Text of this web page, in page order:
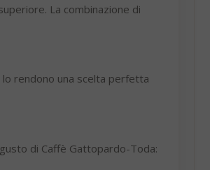
La combinazione di
rendono una scelta perfetta
di Caffè Gattopardo-Toda: